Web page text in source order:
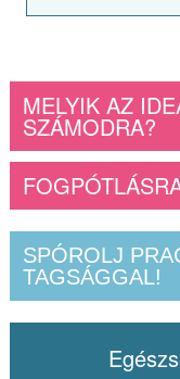
MELYIK AZ
SZÁMODRA?
SPÓROLJ
TAGSÁGGAL!